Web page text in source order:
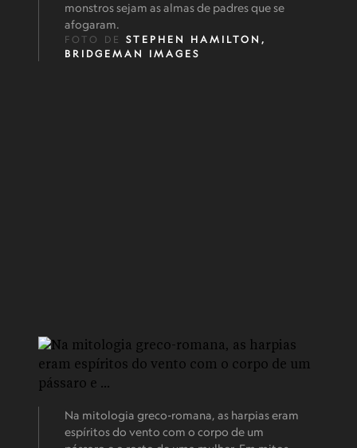
monstros sejam as almas de padres que se
afogaram.
FOTO DE STEPHEN HAMILTON,
BRIDGEMAN IMAGES
Na mitologia greco-romana, as harpias eram
espíritos do vento com o corpo de um